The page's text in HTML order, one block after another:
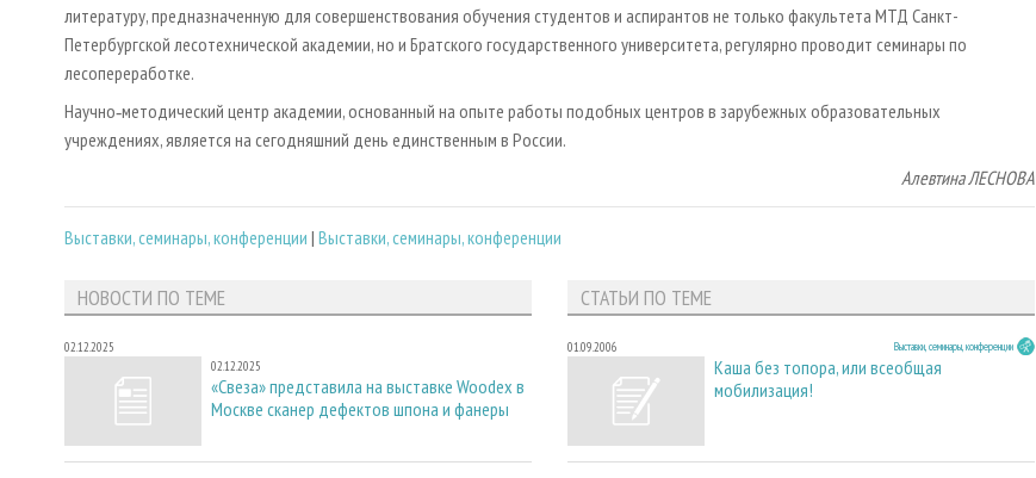
литературу, предназначенную для совершенствования обучения студентов и аспирантов не только факультета МТД Санкт-
Петербургской лесотехнической академии, но и Братского государственного университета, регулярно проводит семинары по
лесопереработке.
Научно‑методический центр академии, основанный на опыте работы подобных центров в зарубежных образовательных
учреждениях, является на сегодняшний день единственным в России.
Алевтина ЛЕСНОВА
Выставки, семинары, конференции | Выставки, семинары, конференции
НОВОСТИ ПО ТЕМЕ
02.12.2025
02.12.2025
«Свеза» представила на выставке Woodex в
Москве сканер дефектов шпона и фанеры
СТАТЬИ ПО ТЕМЕ
01.09.2006 Выставки, семинары, конференции
Каша без топора, или всеобщая
мобилизация!